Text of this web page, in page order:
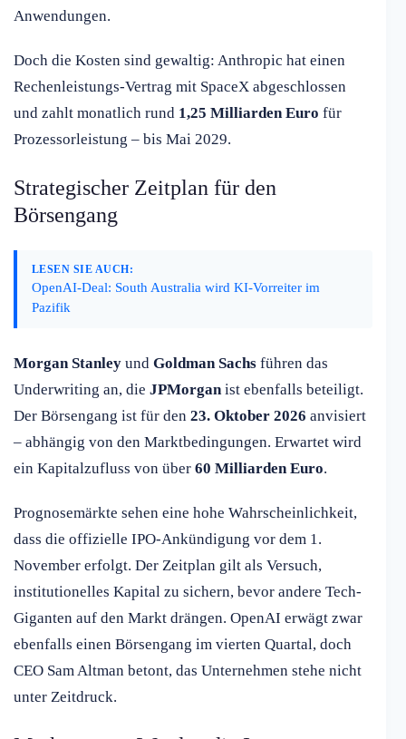
Anwendungen.
Doch die Kosten sind gewaltig: Anthropic hat einen
Rechenleistungs-Vertrag mit SpaceX abgeschlossen
und zahlt monatlich rund 1,25 Milliarden Euro für
Prozessorleistung – bis Mai 2029.
Strategischer Zeitplan für den
Börsengang
LESEN SIE AUCH:
OpenAI-Deal: South Australia wird KI-Vorreiter im
Pazifik
Morgan Stanley und Goldman Sachs führen das
Underwriting an, die JPMorganist ebenfalls beteiligt.
Der Börsengang ist für den 23. Oktober 2026 anvisiert
– abhängig von den Marktbedingungen. Erwartet wird
ein Kapitalzufluss von über 60 Milliarden Euro.
Prognosemärkte sehen eine hohe Wahrscheinlichkeit,
dass die offizielle IPO-Ankündigung vor dem 1.
November erfolgt. Der Zeitplan gilt als Versuch,
institutionelles Kapital zu sichern, bevor andere Tech-
Giganten auf den Markt drängen. OpenAI erwägt zwar
ebenfalls einen Börsengang im vierten Quartal, doch
CEO Sam Altman betont, das Unternehmen stehe nicht
unter Zeitdruck.